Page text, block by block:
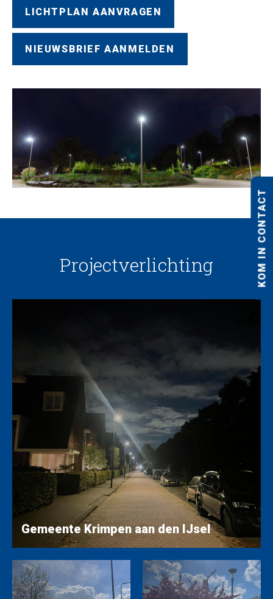
KOM IN CONTACT
LICHTPLAN AANVRAGEN
NIEUWSBRIEF AANMELDEN
Projectverlichting
Gemeente Krimpen aan den IJsel